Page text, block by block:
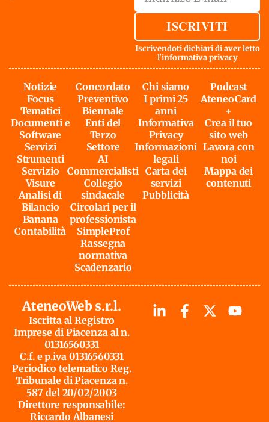
ISCRIVITI
Iscrivendoti dichiari di aver letto
l'informativa privacy
Notizie
Focus
Tematici
Documenti e
Software
Servizi
Strumenti
Servizio
Visure
Analisi di
Bilancio
Banana
Contabilità
Concordato
Preventivo
Biennale
Enti del
Terzo
Settore
AI
Commercialisti
Collegio
sindacale
Circolari per il
professionista
SimpleProf
Rassegna
normativa
Scadenzario
Chi siamo
I primi 25
anni
Informativa
Privacy
Informazioni
legali
Carta dei
servizi
Pubblicità
Podcast
AteneoCard
+
Crea il tuo
sito web
Lavora con
noi
Mappa dei
contenuti
AteneoWeb s.r.l.
Iscritta al Registro
Imprese di Piacenza al n.
01316560331
C.f. e p.iva 01316560331
Periodico telematico Reg.
Tribunale di Piacenza n.
587 del 20/02/2003
Direttore responsabile:
Riccardo Albanesi